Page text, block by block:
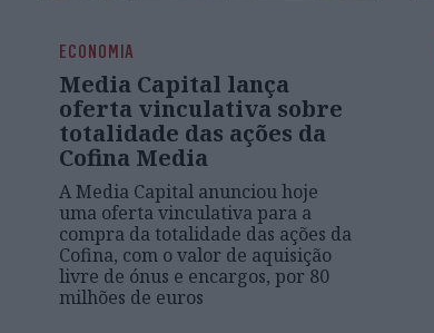
ECONOMIA
Media Capital lança
oferta vinculativa sobre
totalidade das ações da
Cofina Media
A Media Capital anunciou hoje
uma oferta vinculativa para a
compra da totalidade das ações da
Cofina, com o valor de aquisição
livre de ónus e encargos, por 80
milhões de euros